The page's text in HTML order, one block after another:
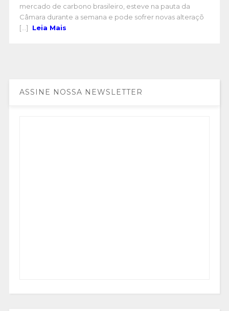
mercado de carbono brasileiro, esteve na pauta da
Câmara durante a semana e pode sofrer novas alteraçõ
[...]
Leia Mais
ASSINE NOSSA NEWSLETTER